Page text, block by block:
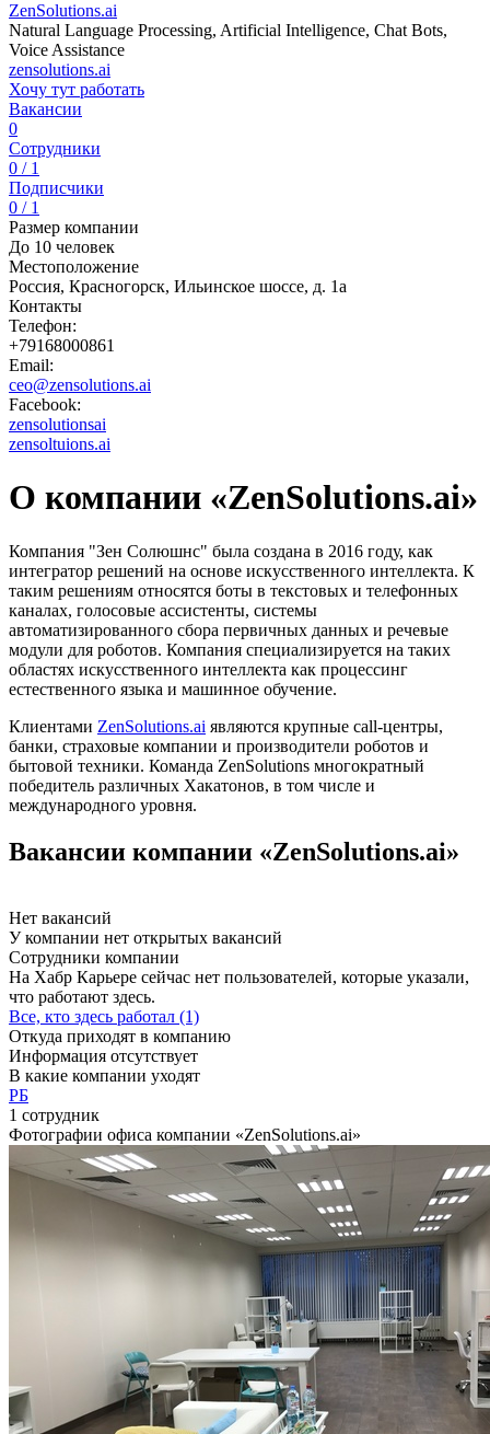
ZenSolutions.ai
Natural Language Processing, Artificial Intelligence, Chat Bots,
Voice Assistance
zensolutions.ai
Хочу тут работать
Вакансии
0
Сотрудники
0 / 1
Подписчики
0 / 1
Размер компании
До 10 человек
Местоположение
Россия, Красногорск, Ильинское шоссе, д. 1а
Контакты
Телефон:
+79168000861
Email:
ceo@zensolutions.ai
Facebook:
zensolutionsai
zensoltuions.ai
О компании «ZenSolutions.ai»
Компания "Зен Солюшнс" была создана в 2016 году, как
интегратор решений на основе искусственного интеллекта. К
таким решениям относятся боты в текстовых и телефонных
каналах, голосовые ассистенты, системы
автоматизированного сбора первичных данных и речевые
модули для роботов. Компания специализируется на таких
областях искусственного интеллекта как процессинг
естественного языка и машинное обучение.
Клиентами ZenSolutions.ai являются крупные call-центры,
банки, страховые компании и производители роботов и
бытовой техники. Команда ZenSolutions многократный
победитель различных Хакатонов, в том числе и
международного уровня.
Вакансии компании «ZenSolutions.ai»
Нет вакансий
У компании нет открытых вакансий
Сотрудники компании
На Хабр Карьере сейчас нет пользователей, которые указали,
что работают здесь.
Все, кто здесь работал (1)
Откуда приходят в компанию
Информация отсутствует
В какие компании уходят
РБ
1 сотрудник
Фотографии офиса компании «ZenSolutions.ai»